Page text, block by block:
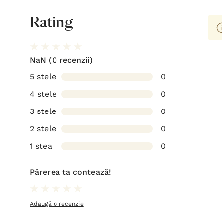
Rating
NaN (0 recenzii)
5 stele
0
4 stele
0
3 stele
0
2 stele
0
1 stea
0
Părerea ta contează!
Adaugă o recenzie